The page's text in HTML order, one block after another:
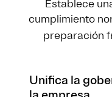
Establece
cumplimiento
preparación
Unifica la